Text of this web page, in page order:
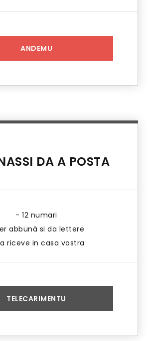
ANDEMU
DA A POSTA
- 12 numari
abbunà si da lettere
riceve in casa vostra
TELECARIMENTU